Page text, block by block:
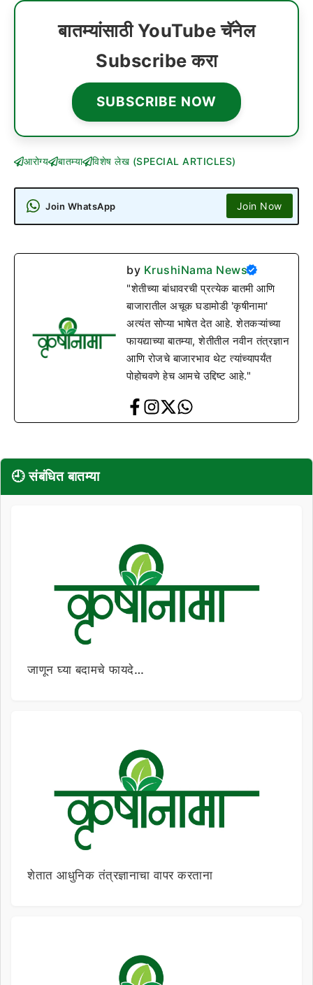
बातम्यांसाठी YouTube चॅनेल
Subscribe करा
SUBSCRIBE NOW
आरोग्य बातम्या विशेष लेख (SPECIAL ARTICLES)
Join WhatsApp Join Now
by KrushiNama News
"शेतीच्या बांधावरची प्रत्येक बातमी आणि
बाजारातील अचूक घडामोडी 'कृषीनामा'
अत्यंत सोप्या भाषेत देत आहे. शेतकऱ्यांच्या
फायद्याच्या बातम्या, शेतीतील नवीन तंत्रज्ञान
आणि रोजचे बाजारभाव थेट त्यांच्यापर्यंत
पोहोचवणे हेच आमचे उद्दिष्ट आहे."
🕘 संबंधित बातम्या
जाणून घ्या बदामचे फायदे…
शेतात आधुनिक तंत्रज्ञानाचा वापर करताना